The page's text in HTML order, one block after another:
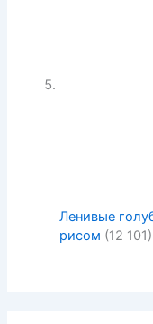
Ленивые
рисом (12 101)